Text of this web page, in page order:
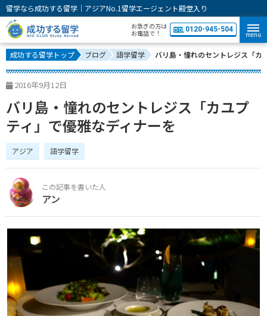
留学なら成功する留学｜アジアNo.1留学エージェント殿堂入り
お急ぎの方は
お電話で！
0120-945-504
menu
成功する留学トップ ブログ 語学留学 バリ島・憧れのセントレジス「カ
2016年9月12日
バリ島・憧れのセントレジス「カユプ
ティ」で優雅なディナーを
アジア 語学留学
アン